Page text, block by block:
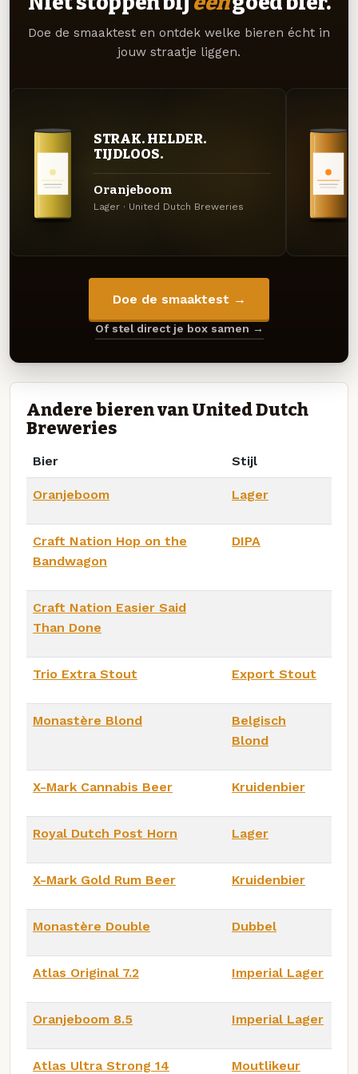
Doe de smaaktest en ontdek welke bieren écht in
jouw straatje liggen.
STRAK. HELDER.
TIJDLOOS.
Oranjeboom
Lager · United Dutch Breweries
Doe de smaaktest →
Of stel direct je box samen →
Andere bieren van United Dutch
Breweries
Bier Stijl
Oranjeboom Lager
Craft Nation Hop on the
Bandwagon
DIPA
Craft Nation Easier Said
Than Done
Trio Extra Stout Export Stout
Monastère Blond
Belgisch
Blond
X-Mark Cannabis Beer Kruidenbier
Royal Dutch Post Horn Lager
X-Mark Gold Rum Beer Kruidenbier
Monastère Double Dubbel
Atlas Original 7.2 Imperial Lager
Oranjeboom 8.5 Imperial Lager
Atlas Ultra Strong 14 Moutlikeur